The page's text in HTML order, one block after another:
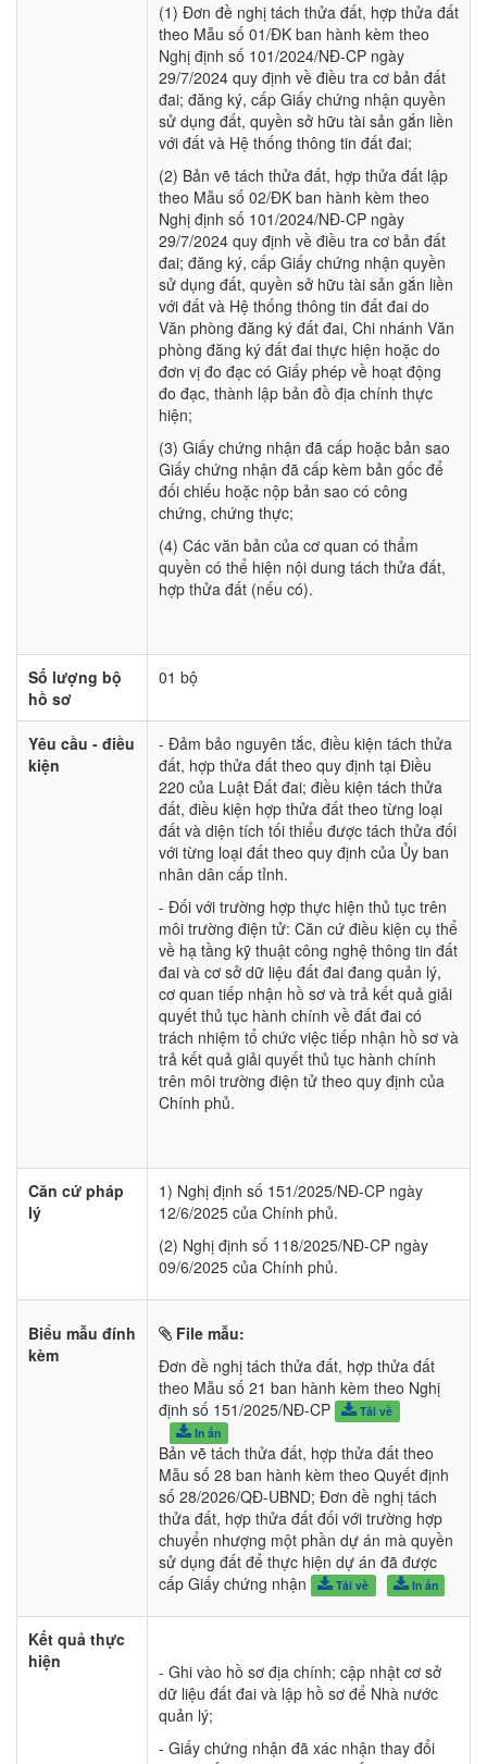
(1) Đơn đề nghị tách thửa đất, hợp thửa đất
theo Mẫu số 01/ĐK ban hành kèm theo
Nghị định số 101/2024/NĐ-CP ngày
29/7/2024 quy định về điều tra cơ bản đất
đai; đăng ký, cấp Giấy chứng nhận quyền
sử dụng đất, quyền sở hữu tài sản gắn liền
với đất và Hệ thống thông tin đất đai;
(2) Bản vẽ tách thửa đất, hợp thửa đất lập
theo Mẫu số 02/ĐK ban hành kèm theo
Nghị định số 101/2024/NĐ-CP ngày
29/7/2024 quy định về điều tra cơ bản đất
đai; đăng ký, cấp Giấy chứng nhận quyền
sử dụng đất, quyền sở hữu tài sản gắn liền
với đất và Hệ thống thông tin đất đai do
Văn phòng đăng ký đất đai, Chi nhánh Văn
phòng đăng ký đất đai thực hiện hoặc do
đơn vị đo đạc có Giấy phép về hoạt động
đo đạc, thành lập bản đồ địa chính thực
hiện;
(3) Giấy chứng nhận đã cấp hoặc bản sao
Giấy chứng nhận đã cấp kèm bản gốc để
đối chiếu hoặc nộp bản sao có công
chứng, chứng thực;
(4) Các văn bản của cơ quan có thẩm
quyền có thể hiện nội dung tách thửa đất,
hợp thửa đất (nếu có).
Số lượng bộ
hồ sơ
01 bộ
Yêu cầu - điều
kiện
- Đảm bảo nguyên tắc, điều kiện tách thửa
đất, hợp thửa đất theo quy định tại Điều
220 của Luật Đất đai; điều kiện tách thửa
đất, điều kiện hợp thửa đất theo từng loại
đất và diện tích tối thiểu được tách thửa đối
với từng loại đất theo quy định của Ủy ban
nhân dân cấp tỉnh.
- Đối với trường hợp thực hiện thủ tục trên
môi trường điện tử: Căn cứ điều kiện cụ thể
về hạ tầng kỹ thuật công nghệ thông tin đất
đai và cơ sở dữ liệu đất đai đang quản lý,
cơ quan tiếp nhận hồ sơ và trả kết quả giải
quyết thủ tục hành chính về đất đai có
trách nhiệm tổ chức việc tiếp nhận hồ sơ và
trả kết quả giải quyết thủ tục hành chính
trên môi trường điện tử theo quy định của
Chính phủ.
Căn cứ pháp
lý
1) Nghị định số 151/2025/NĐ-CP ngày
12/6/2025 của Chính phủ.
(2) Nghị định số 118/2025/NĐ-CP ngày
09/6/2025 của Chính phủ.
Biểu mẫu đính
kèm
File mẫu:
Đơn đề nghị tách thửa đất, hợp thửa đất
theo Mẫu số 21 ban hành kèm theo Nghị
định số 151/2025/NĐ-CP
Tải về
In ấn
Bản vẽ tách thửa đất, hợp thửa đất theo
Mẫu số 28 ban hành kèm theo Quyết định
số 28/2026/QĐ-UBND; Đơn đề nghị tách
thửa đất, hợp thửa đất đối với trường hợp
chuyển nhượng một phần dự án mà quyền
sử dụng đất để thực hiện dự án đã được
cấp Giấy chứng nhận
Tải về In ấn
Kết quả thực
hiện
- Ghi vào hồ sơ địa chính; cập nhật cơ sở
dữ liệu đất đai và lập hồ sơ để Nhà nước
quản lý;
- Giấy chứng nhận đã xác nhận thay đổi